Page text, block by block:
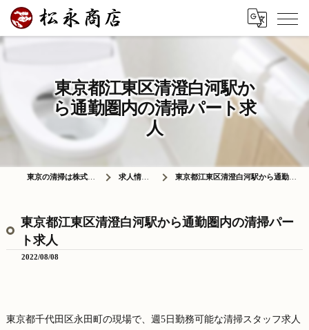
東京都江東区清澄白河駅か
ら通勤圏内の清掃パート求
人
東京の清掃は株式会社松永商店 求人情報ブログ 東京都江東区清澄白河駅から通勤圏内の清掃パート求人
東京都江東区清澄白河駅から通勤圏内の清掃パー
ト求人
2022/08/08
東京都千代田区永田町の現場で、週5日勤務可能な清掃スタッフ求人